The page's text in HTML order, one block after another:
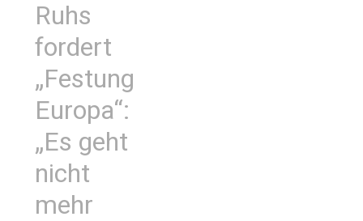
Ruhs
fordert
„Festung
Europa“:
„Es geht
nicht
mehr